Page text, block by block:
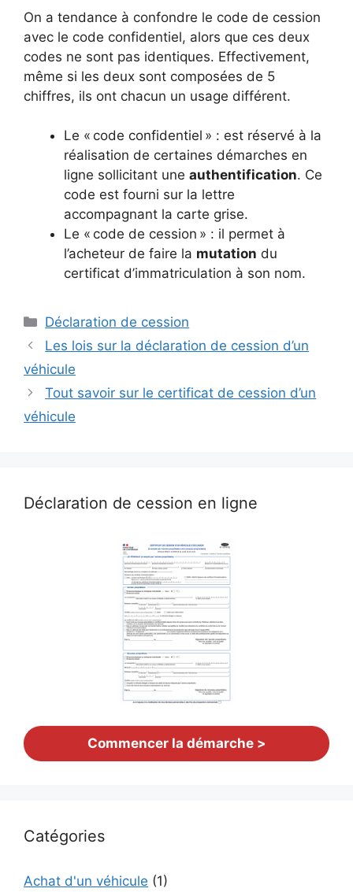
On a tendance à confondre le code de cession
avec le code confidentiel, alors que ces deux
codes ne sont pas identiques. Effectivement,
même si les deux sont composées de 5
chiffres, ils ont chacun un usage différent.
Le « code confidentiel » : est réservé à la
réalisation de certaines démarches en
ligne sollicitant une authentification. Ce
code est fourni sur la lettre
accompagnant la carte grise.
Le « code de cession » : il permet à
l’acheteur de faire la mutation du
certificat d’immatriculation à son nom.
Catégories
Déclaration de cession
Les lois sur la déclaration de cession d’un
véhicule
Tout savoir sur le certificat de cession d’un
véhicule
Déclaration de cession en ligne
Commencer la démarche >
Catégories
Achat d'un véhicule (1)